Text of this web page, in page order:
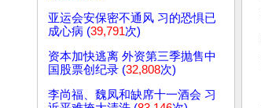
亚运会安保密不通风 习的恐惧已
成心病 (39,791次)
资本加快逃离 外资第三季抛售中
国股票创纪录 (32,808次)
李尚福、魏凤和缺席十一酒会 习